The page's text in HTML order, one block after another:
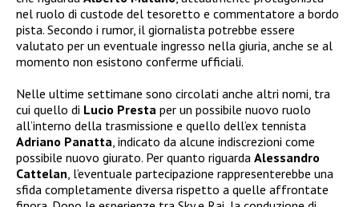
nel ruolo di custode del tesoretto e commentatore a bordo
pista. Secondo i rumor, il giornalista potrebbe essere
valutato per un eventuale ingresso nella giuria, anche se al
momento non esistono conferme ufficiali.
Nelle ultime settimane sono circolati anche altri nomi, tra
cui quello di Lucio Presta per un possibile nuovo ruolo
all’interno della trasmissione e quello dell’ex tennista
Adriano Panatta , indicato da alcune indiscrezioni come
possibile nuovo giurato. Per quanto riguarda Alessandro
Cattelan , l’eventuale partecipazione rappresenterebbe una
sfida completamente diversa rispetto a quelle affrontate